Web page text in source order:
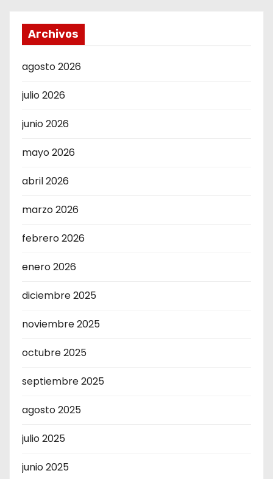
Archivos
agosto 2026
julio 2026
junio 2026
mayo 2026
abril 2026
marzo 2026
febrero 2026
enero 2026
diciembre 2025
noviembre 2025
octubre 2025
septiembre 2025
agosto 2025
julio 2025
junio 2025